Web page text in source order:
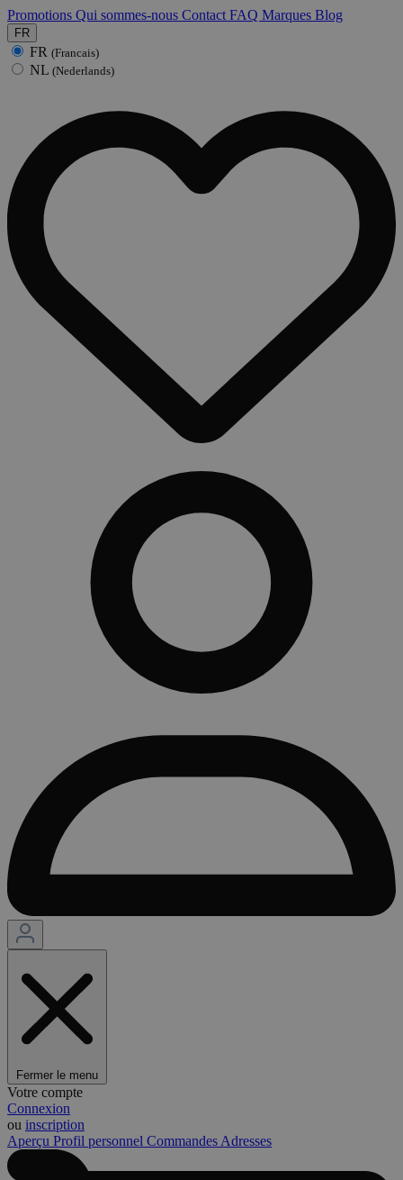
Promotions Qui sommes-nous Contact FAQ Marques Blog
FR
FR (Francais)
NL (Nederlands)
Fermer le menu
Votre compte
Connexion
ou inscription
Aperçu Profil personnel Commandes Adresses